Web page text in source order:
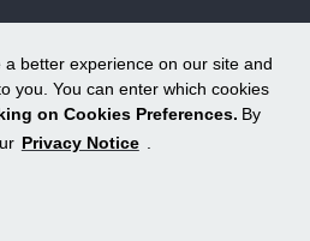
better experience on our site and
you. You can enter which cookies
on Cookies Preferences. By
Privacy Notice .
da ALLOS